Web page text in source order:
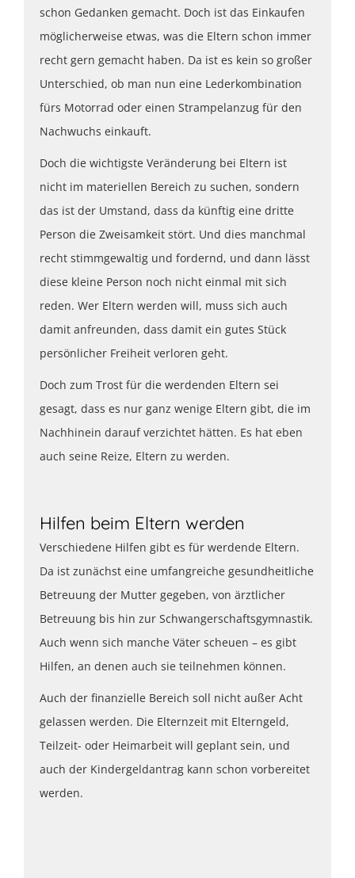
schon Gedanken gemacht. Doch ist das Einkaufen
möglicherweise etwas, was die Eltern schon immer
recht gern gemacht haben. Da ist es kein so großer
Unterschied, ob man nun eine Lederkombination
fürs Motorrad oder einen Strampelanzug für den
Nachwuchs einkauft.
Doch die wichtigste Veränderung bei Eltern ist
nicht im materiellen Bereich zu suchen, sondern
das ist der Umstand, dass da künftig eine dritte
Person die Zweisamkeit stört. Und dies manchmal
recht stimmgewaltig und fordernd, und dann lässt
diese kleine Person noch nicht einmal mit sich
reden. Wer Eltern werden will, muss sich auch
damit anfreunden, dass damit ein gutes Stück
persönlicher Freiheit verloren geht.
Doch zum Trost für die werdenden Eltern sei
gesagt, dass es nur ganz wenige Eltern gibt, die im
Nachhinein darauf verzichtet hätten. Es hat eben
auch seine Reize, Eltern zu werden.
Hilfen beim Eltern werden
Verschiedene Hilfen gibt es für werdende Eltern.
Da ist zunächst eine umfangreiche gesundheitliche
Betreuung der Mutter gegeben, von ärztlicher
Betreuung bis hin zur Schwangerschaftsgymnastik.
Auch wenn sich manche Väter scheuen – es gibt
Hilfen, an denen auch sie teilnehmen können.
Auch der finanzielle Bereich soll nicht außer Acht
gelassen werden. Die Elternzeit mit Elterngeld,
Teilzeit- oder Heimarbeit will geplant sein, und
auch der Kindergeldantrag kann schon vorbereitet
werden.